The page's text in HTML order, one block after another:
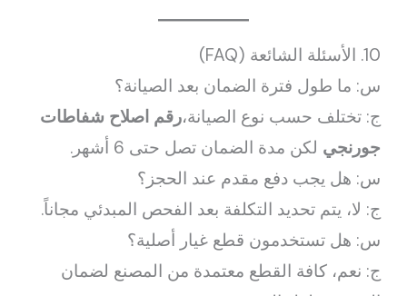
10. الأسئلة الشائعة (FAQ)
س: ما طول فترة الضمان بعد الصيانة؟
ج: تختلف حسب نوع الصيانة،رقم اصلاح شفاطات
جورنجي لكن مدة الضمان تصل حتى 6 أشهر.
س: هل يجب دفع مقدم عند الحجز؟
ج: لا، يتم تحديد التكلفة بعد الفحص المبدئي مجاناً.
س: هل تستخدمون قطع غيار أصلية؟
ج: نعم، كافة القطع معتمدة من المصنع لضمان